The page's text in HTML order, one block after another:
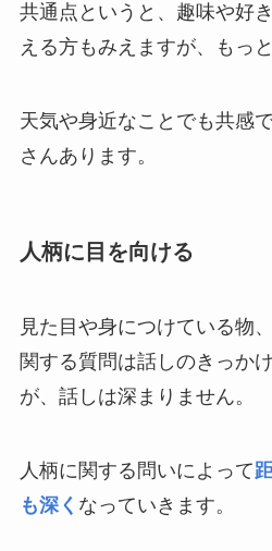
共通点というと、趣味や好
える方もみえますが、もっ
天気や身近なことでも共感
さんあります。
人柄に目を向ける
見た目や身につけている物
関する質問は話しのきっか
が、話しは深まりません。
人柄に関する問いによって
も深く なっていきます。